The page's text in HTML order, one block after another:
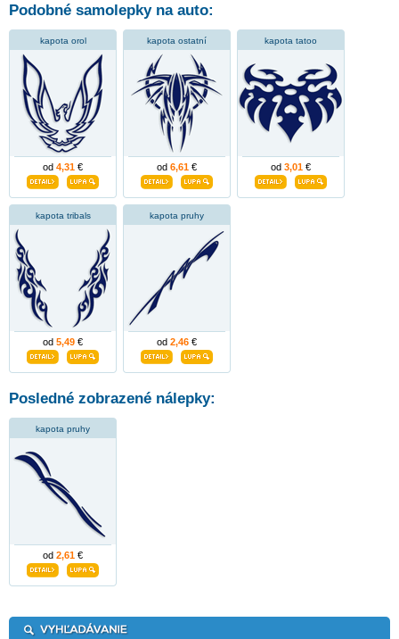
Podobné samolepky na auto:
kapota orol
od 4,31 €
kapota ostatní
od 6,61 €
kapota tatoo
od 3,01 €
kapota tribals
od 5,49 €
kapota pruhy
od 2,46 €
Posledné zobrazené nálepky:
kapota pruhy
od 2,61 €